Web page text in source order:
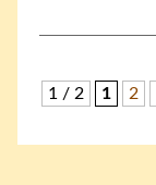
1 / 2 1 2